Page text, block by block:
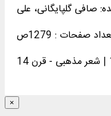
صافی گلپایگانی، علی
×